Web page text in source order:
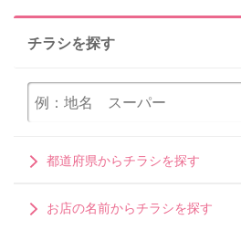
チラシを探す
都道府県からチラシを探す
お店の名前からチラシを探す